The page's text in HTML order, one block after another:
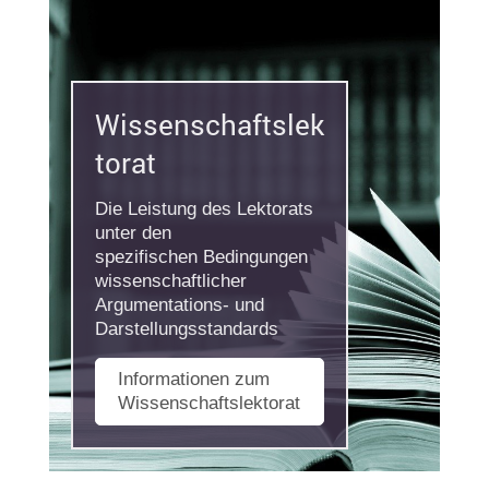
Wissenschaftslek
torat
Die Leistung des Lektorats
unter den
spezifischen Bedingungen
wissenschaftlicher
Argumentations- und
Darstellungsstandards
Informationen zum
Wissenschaftslektorat